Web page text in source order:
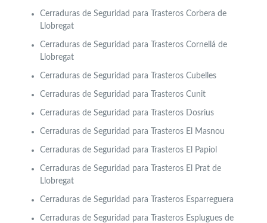
Cerraduras de Seguridad para Trasteros Corbera de
Llobregat
Cerraduras de Seguridad para Trasteros Cornellá de
Llobregat
Cerraduras de Seguridad para Trasteros Cubelles
Cerraduras de Seguridad para Trasteros Cunit
Cerraduras de Seguridad para Trasteros Dosrius
Cerraduras de Seguridad para Trasteros El Masnou
Cerraduras de Seguridad para Trasteros El Papiol
Cerraduras de Seguridad para Trasteros El Prat de
Llobregat
Cerraduras de Seguridad para Trasteros Esparreguera
Cerraduras de Seguridad para Trasteros Esplugues de